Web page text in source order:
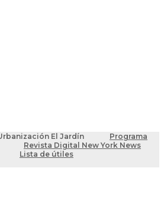
El Jardín
Programa
Revista Digital New York News
Lista de útiles